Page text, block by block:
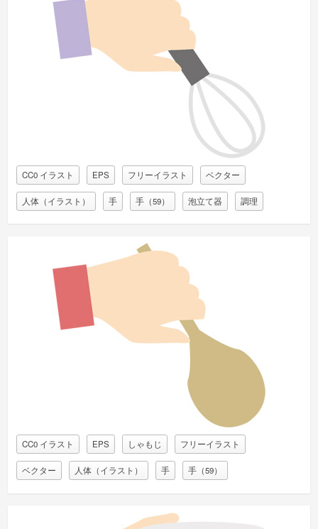
CC0 イラスト EPS フリーイラスト ベクター
人体（イラスト） 手 手（59） 泡立て器 調理
CC0 イラスト EPS しゃもじ フリーイラスト
ベクター 人体（イラスト） 手 手（59）